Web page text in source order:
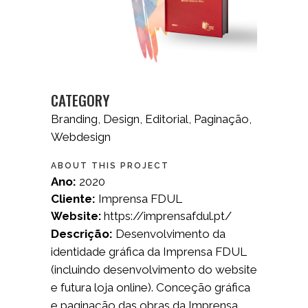
CATEGORY
Branding, Design, Editorial, Paginação,
Webdesign
ABOUT THIS PROJECT
Ano: 2020
Cliente: Imprensa FDUL
Website: https://imprensafdul.pt/
Descrição: Desenvolvimento da
identidade gráfica da Imprensa FDUL
(incluindo desenvolvimento do website
e futura loja online). Conceção gráfica
e paginação das obras da Imprensa